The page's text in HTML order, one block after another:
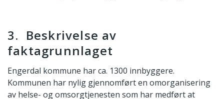
3. Beskrivelse av
faktagrunnlaget
Engerdal kommune har ca. 1300 innbyggere.
Kommunen har nylig gjennomført en omorganisering
av helse- og omsorgtjenesten som har medført at